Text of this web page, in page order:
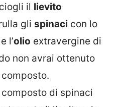
il lievito
gli spinaci con lo
e l’olio extravergine di
non avrai ottenuto
di spinaci